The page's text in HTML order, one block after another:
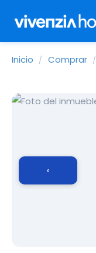
Inicio / Comprar /
‹